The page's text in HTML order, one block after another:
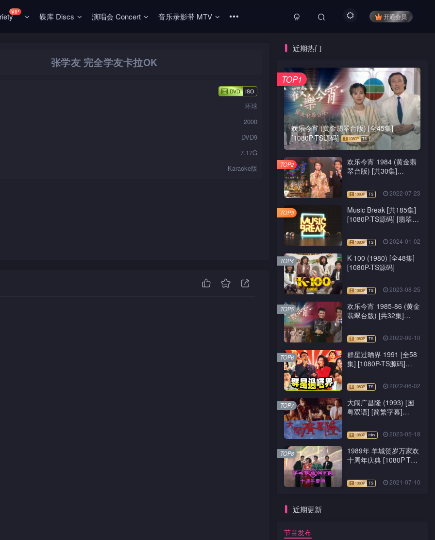
VIP 碟库 Discs 演唱会 Concert 音乐录影带 MTV 开通会员
张学友 完全学友卡拉OK
DVD ISO
环球
2000
DVD9
7.17G
Karaoke版
近期热门
欢乐今宵 (黄金翡翠台版) [全45集]
[1080P-TS源码]
TOP1
欢乐今宵 1984 (黄金翡
翠台版) [共30集]
2022-07-23
TOP2
Music Break [共185集]
[1080P-TS源码] [翡翠
2024-01-02
TOP3
K-100 (1980) [全48集]
[1080P-TS源码]
2023-08-25
TOP4
欢乐今宵 1985-86 (黄金
翡翠台版) [共32集]
2022-09-10
TOP5
群星过晒界 1991 [全58
集] [1080P-TS源码]
2022-06-02
TOP6
大闹广昌隆 (1993) [国
粤双语] [简繁字幕]
2023-05-18
TOP7
1989年 羊城贺岁万家欢
十周年庆典 [1080P-TS
2021-07-10
TOP8
近期更新
节目发布